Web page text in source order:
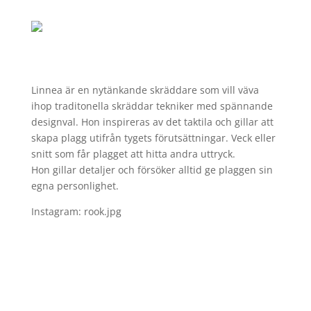
Linnea är en nytänkande skräddare som vill väva
ihop traditonella skräddar tekniker med spännande
designval. Hon inspireras av det taktila och gillar att
skapa plagg utifrån tygets förutsättningar. Veck eller
snitt som får plagget att hitta andra uttryck.
Hon gillar detaljer och försöker alltid ge plaggen sin
egna personlighet.
Instagram: rook.jpg